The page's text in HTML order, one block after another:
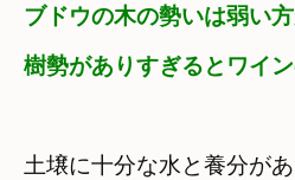
ブドウの木の勢いは弱い
樹勢がありすぎるとワイ
土壌に十分な水と養分があ